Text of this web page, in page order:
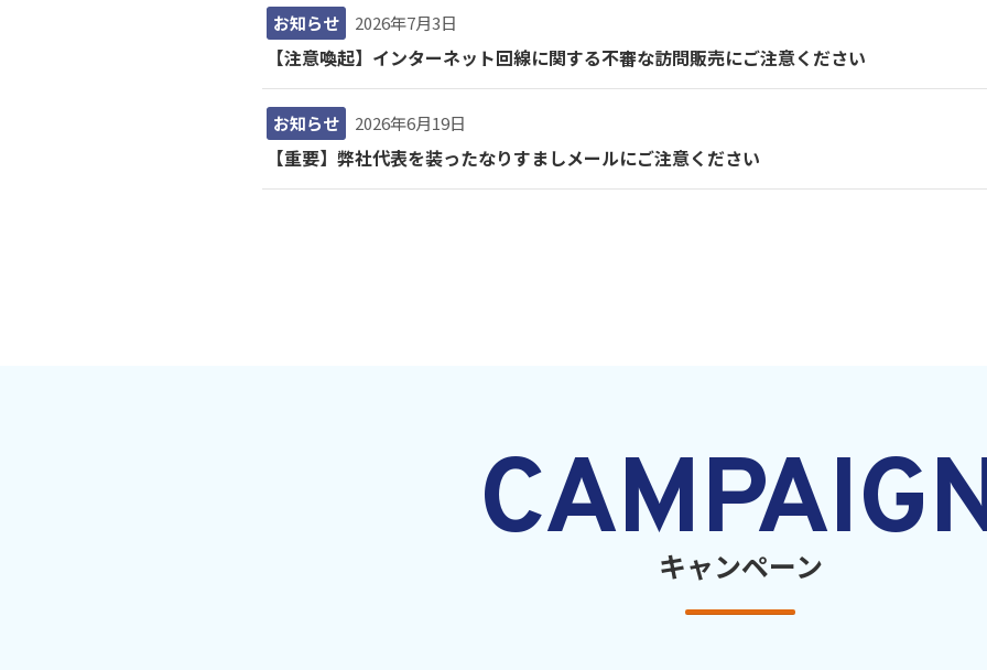
2026年7月3日
お知らせ
【注意喚起】インターネット回線に関する不審な訪問販売にご注意ください
2026年6月19日
お知らせ
【重要】弊社代表を装ったなりすましメールにご注意ください
キャンペーン